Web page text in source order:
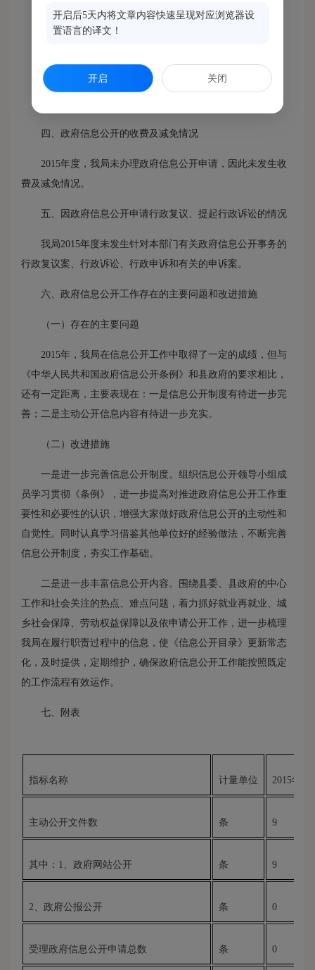
（四）政策解读工作
三、政府信息依申请公开办理情况
四、政府信息公开的收费及减免情况
2015年度，我局未办理政府信息公开申请，因此未发生收
费及减免情况。
五、因政府信息公开申请行政复议、提起行政诉讼的情况
我局2015年度未发生针对本部门有关政府信息公开事务的
行政复议案、行政诉讼、行政申诉和有关的申诉案。
六、政府信息公开工作存在的主要问题和改进措施
（一）存在的主要问题
2015年，我局在信息公开工作中取得了一定的成绩，但与
《中华人民共和国政府信息公开条例》和县政府的要求相比，
还有一定距离，主要表现在：一是信息公开制度有待进一步完
善；二是主动公开信息内容有待进一步充实。
（二）改进措施
一是进一步完善信息公开制度。组织信息公开领导小组成
员学习贯彻《条例》，进一步提高对推进政府信息公开工作重
要性和必要性的认识，增强大家做好政府信息公开的主动性和
自觉性。同时认真学习借鉴其他单位好的经验做法，不断完善
信息公开制度，夯实工作基础。
二是进一步丰富信息公开内容。围绕县委、县政府的中心
工作和社会关注的热点、难点问题，着力抓好就业再就业、城
乡社会保障、劳动权益保障以及依申请公开工作，进一步梳理
我局在履行职责过程中的信息，使《信息公开目录》更新常态
化，及时提供，定期维护，确保政府信息公开工作能按照既定
的工作流程有效运作。
七、附表
指标名称 计量单位 2015年度
主动公开文件数 条 9
其中：1、政府网站公开 条 9
2、政府公报公开 条 0
受理政府信息公开申请总数 条 0
开启后5天内将文章内容快速呈现对应浏览器设
置语言的译文！
开启 关闭